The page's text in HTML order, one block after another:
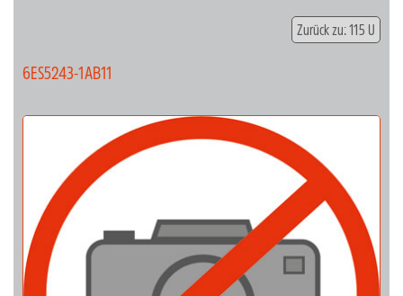
Zurück zu: 115 U
6ES5243-1AB11